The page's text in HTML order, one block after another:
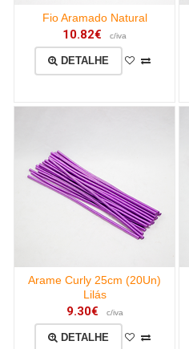
Fio Aramado Natural
10.82€ c/iva
DETALHE
Arame Curly 25cm (20Un)
Lilás
9.30€ c/iva
DETALHE